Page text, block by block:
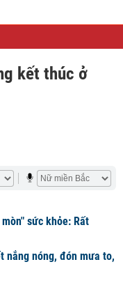
kết thúc ở
sức khỏe: Rất
nắng nóng, đón mưa to,